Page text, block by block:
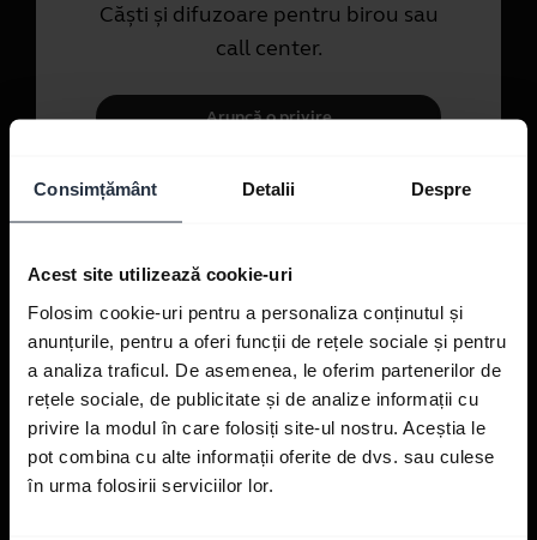
Consimțământ Detalii Despre
Acest site utilizează cookie-uri
Folosim cookie-uri pentru a personaliza conținutul și
anunțurile, pentru a oferi funcții de rețele sociale și pentru
a analiza traficul. De asemenea, le oferim partenerilor de
rețele sociale, de publicitate și de analize informații cu
privire la modul în care folosiți site-ul nostru. Aceștia le
pot combina cu alte informații oferite de dvs. sau culese
în urma folosirii serviciilor lor.
Căști și difuzoare pentru birou sau
call center.
Aruncă o privire
Pentru utilizare personală
sport.
Aruncați o privire